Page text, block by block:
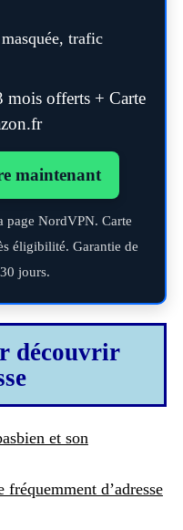
trafic
mois offerts + Carte
maintenant
page NordVPN. Carte
éligibilité. Garantie de
jours.
découvrir
et son
d’adresse